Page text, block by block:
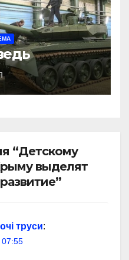
“Детскому
выделят
труси:
07:55